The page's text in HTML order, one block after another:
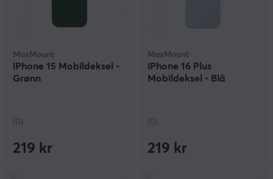
MaxMount
iPhone 15 Mobildeksel -
Grønn
(0)
219 kr
MaxMount
iPhone 16 Plus
Mobildeksel - Blå
(0)
219 kr